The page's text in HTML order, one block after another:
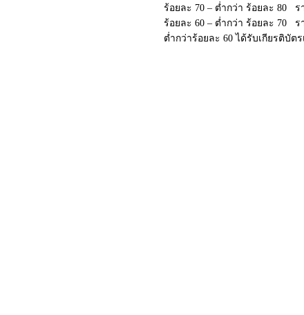
ร้อยละ 70 – ต่ำกว่า ร้อยละ 80 ร
ร้อยละ 60 – ต่ำกว่า ร้อยละ 70
ต่ำกว่าร้อยละ 60 ได้รับเกียรติบัต